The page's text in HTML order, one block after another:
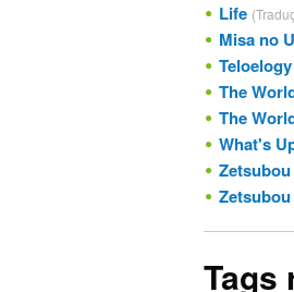
Life
Misa no
The
The
What's
Tags